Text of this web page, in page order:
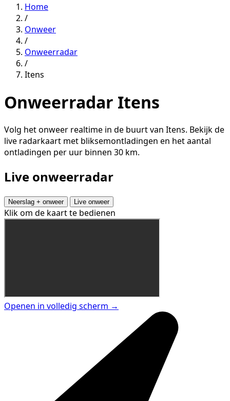
Home
/
Onweer
/
Onweerradar
/
Itens
Onweerradar Itens
Volg het onweer realtime in de buurt van Itens. Bekijk de
live radarkaart met bliksemontladingen en het aantal
ontladingen per uur binnen 30 km.
Live onweerradar
Neerslag + onweer Live onweer
Klik om de kaart te bedienen
Openen in volledig scherm →